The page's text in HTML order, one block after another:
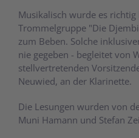
Musikalisch wurde es
Trommelgruppe "Die
zum Beben. Solche
nie gegeben - begleitet von
stellvertretenden
Neuwied, an der Klarinette.
Die Lesungen wurden von
Muni Hamann und Stefan